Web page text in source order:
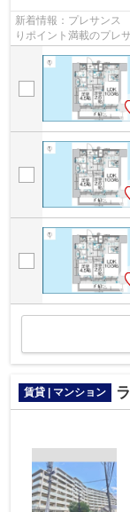
新着情報：プレサン
りポイント満載のプ
置き場・エレベータな
賃貸 | マンション